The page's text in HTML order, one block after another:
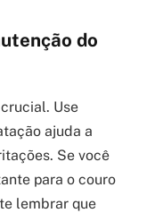
do
Use
ajuda a
Se você
para o couro
lembrar que